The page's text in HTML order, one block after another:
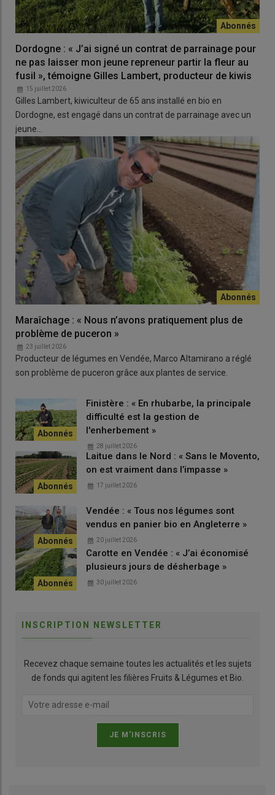
Dordogne : « J’ai signé un contrat de parrainage pour
ne pas laisser mon jeune repreneur partir la fleur au
fusil », témoigne Gilles Lambert, producteur de kiwis
15 juillet 2026
Gilles Lambert, kiwiculteur de 65 ans installé en bio en
Dordogne, est engagé dans un contrat de parrainage avec un
jeune…
Maraîchage : « Nous n’avons pratiquement plus de
problème de puceron »
23 juillet 2026
Producteur de légumes en Vendée, Marco Altamirano a réglé
son problème de puceron grâce aux plantes de service.
Finistère : « En rhubarbe, la principale
difficulté est la gestion de
l'enherbement »
28 juillet 2026
Laitue dans le Nord : « Sans le Movento,
on est vraiment dans l’impasse »
17 juillet 2026
Vendée : « Tous nos légumes sont
vendus en panier bio en Angleterre »
20 juillet 2026
Carotte en Vendée : « J’ai économisé
plusieurs jours de désherbage »
30 juillet 2026
INSCRIPTION NEWSLETTER
Recevez chaque semaine toutes les actualités et les sujets
de fonds qui agitent les filières Fruits & Légumes et Bio.